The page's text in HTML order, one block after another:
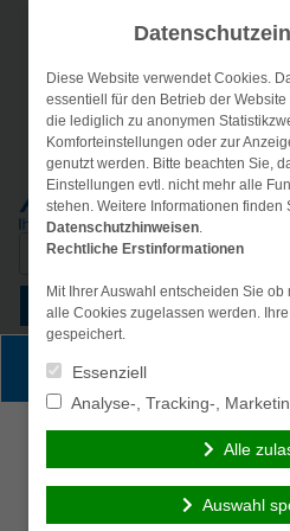
Suche
Persönliche
Ich wünsche eine
persönliche Beratung
und möchte Kontakt mit
einem Berater
Diese Website verwendet Cookies.
essentiell für den Betrieb der
die lediglich zu anonymen
Komforteinstellungen oder zur
genutzt werden. Bitte beachten Sie,
Einstellungen evtl. nicht mehr alle
stehen. Weitere Informationen finden
Datenschutzhinweisen.
Rechtliche Erstinformationen
Mit Ihrer Auswahl entscheiden Sie
alle Cookies zugelassen werden.
gespeichert.
Essenziell
Analyse-, Tracking-,
Alle
Auswahl